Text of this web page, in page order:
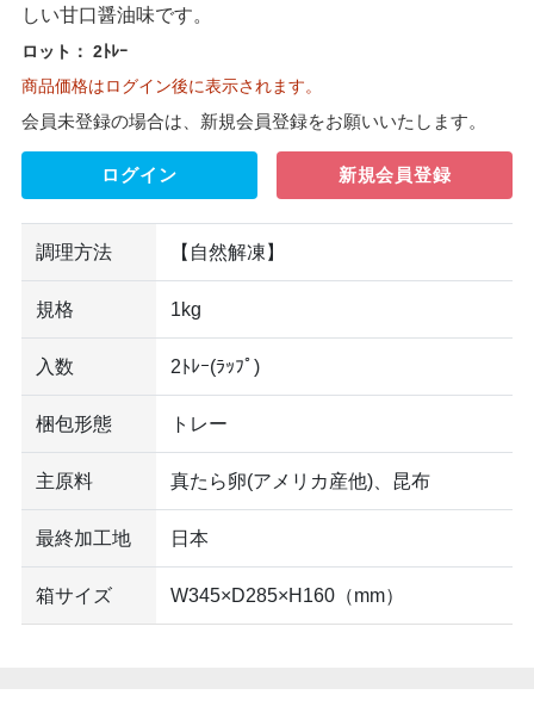
しい甘口醤油味です。
ロット： 2ﾄﾚｰ
商品価格はログイン後に表示されます。
会員未登録の場合は、新規会員登録をお願いいたします。
ログイン 新規会員登録
調理方法 【自然解凍】
規格 1kg
入数 2ﾄﾚｰ(ﾗｯﾌﾟ)
梱包形態 トレー
主原料 真たら卵(アメリカ産他)、昆布
最終加工地 日本
箱サイズ W345×D285×H160（mm）